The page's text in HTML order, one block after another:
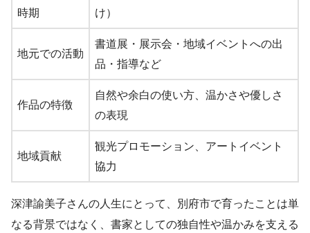
時期
け）
地元での活動
書道展・展示会・地域イベントへの出
品・指導など
作品の特徴
自然や余白の使い方、温かさや優しさ
の表現
地域貢献
観光プロモーション、アートイベント
協力
深津諭美子さんの人生にとって、別府市で育ったことは単
なる背景ではなく、書家としての独自性や温かみを支える